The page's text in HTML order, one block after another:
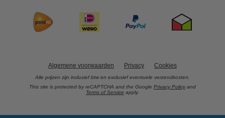
Algemene voorwaarden Privacy Cookies
Alle prijzen zijn inclusief btw en exclusief eventuele verzendkosten.
This site is protected by reCAPTCHA and the Google Privacy Policy and
Terms of Service apply.